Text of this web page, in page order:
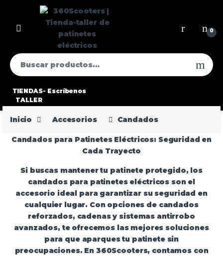
0
TIENDAS-
TALLER
Escríbenos
Inicio Accesorios Candados
Candados para Patinetes Eléctricos: Seguridad en
Cada Trayecto
Si buscas mantener tu patinete protegido, los
candados para patinetes eléctricos son el
accesorio ideal para garantizar su seguridad en
cualquier lugar. Con opciones de candados
reforzados, cadenas y sistemas antirrobo
avanzados, te ofrecemos las mejores soluciones
para que aparques tu patinete sin
preocupaciones. En 360Scooters, contamos con